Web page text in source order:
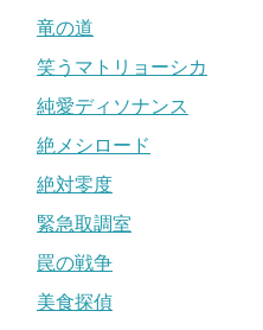
竜の道
笑うマトリョーシカ
純愛ディソナンス
絶メシロード
絶対零度
緊急取調室
罠の戦争
美食探偵